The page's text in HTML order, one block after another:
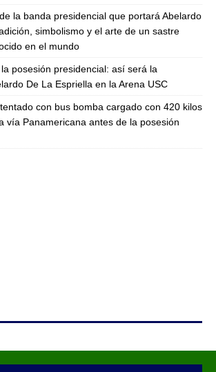
la banda presidencial que portará Abelardo
simbolismo y el arte de un sastre
en el mundo
posesión presidencial: así será la
De La Espriella en la Arena USC
con bus bomba cargado con 420 kilos
vía Panamericana antes de la posesión